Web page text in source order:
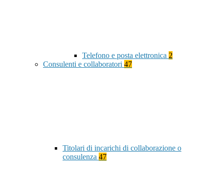
Telefono e posta elettronica 2
Consulenti e collaboratori 47
Titolari di incarichi di collaborazione o
consulenza 47